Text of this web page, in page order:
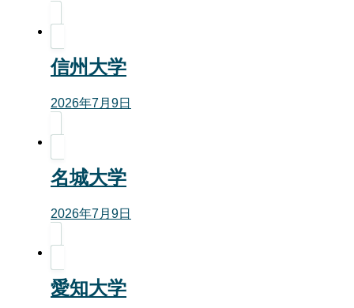
信州大学
2026年7月9日
名城大学
2026年7月9日
愛知大学